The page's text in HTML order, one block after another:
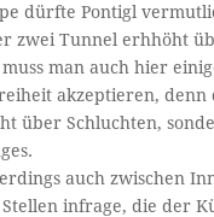
dürfte Pontigl
zwei Tunnel erhhöht
man auch hier
akzeptieren, denn
über Schluchten,
auch zwischen
infrage, die der